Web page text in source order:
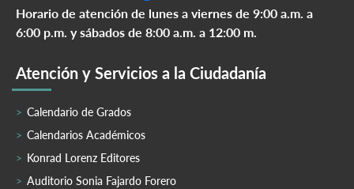
Horario de atención de lunes a viernes de 9:00 a.m. a
6:00 p.m. y sábados de 8:00 a.m. a 12:00 m.
Atención y Servicios a la Ciudadanía
Calendario de Grados
Calendarios Académicos
Konrad Lorenz Editores
Auditorio Sonia Fajardo Forero